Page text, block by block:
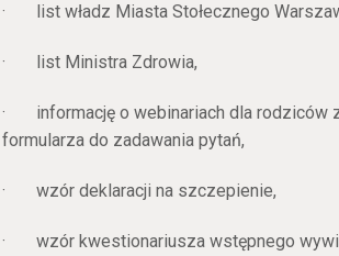
· list władz Miasta Stołecznego
· list Ministra Zdrowia,
· informację o webinariach dla rodziców
formularza do zadawania pytań,
· wzór deklaracji na szczepienie,
· wzór kwestionariusza wstępnego